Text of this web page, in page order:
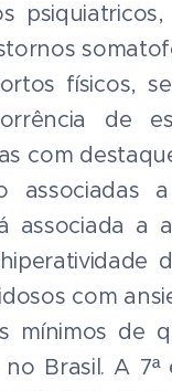
físicos,
de
com
associadas
associada a
com
mínimos de
Brasil. A